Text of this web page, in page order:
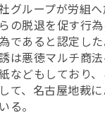
グループが労組
の脱退を促す行為
であると認定し
は悪徳マルチ商
などもしており
て、名古屋地裁
る。